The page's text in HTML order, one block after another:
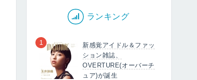
ランキング
1
新感覚アイドル＆ファッ
ション雑誌、
OVERTURE(オーバーチ
ュア)が誕生